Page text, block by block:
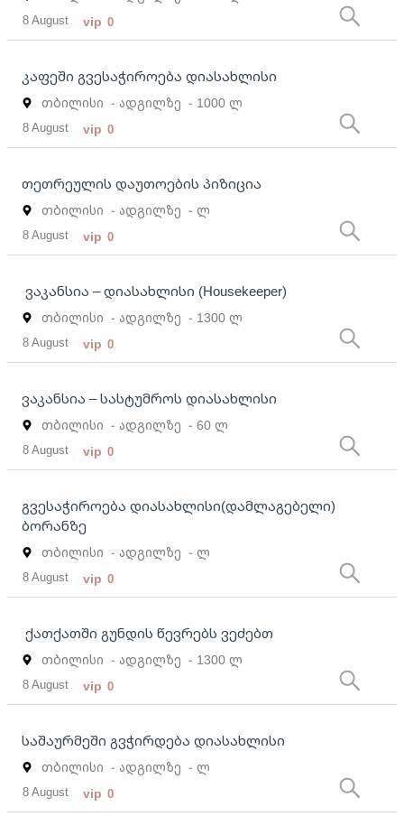
8 August vip 0
კაფეში გვესაჭიროება დიასახლისი
თბილისი - ადგილზე - 1000 ლ
8 August vip 0
თეთრეულის დაუთოების პიზიცია
თბილისი - ადგილზე - ლ
8 August vip 0
ვაკანსია – დიასახლისი (Housekeeper)
თბილისი - ადგილზე - 1300 ლ
8 August vip 0
ვაკანსია – სასტუმროს დიასახლისი
თბილისი - ადგილზე - 60 ლ
8 August vip 0
გვესაჭიროება დიასახლისი(დამლაგებელი)
ბორანზე
თბილისი - ადგილზე - ლ
8 August vip 0
ქათქათში გუნდის წევრებს ვეძებთ
თბილისი - ადგილზე - 1300 ლ
8 August vip 0
საშაურმეში გვჭირდება დიასახლისი
თბილისი - ადგილზე - ლ
8 August vip 0